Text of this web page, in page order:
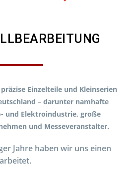
Einzelteile und Kleinserien
– darunter namhafte
und Elektroindustrie, große
und Messeveranstalter.
Jahre haben wir uns einen